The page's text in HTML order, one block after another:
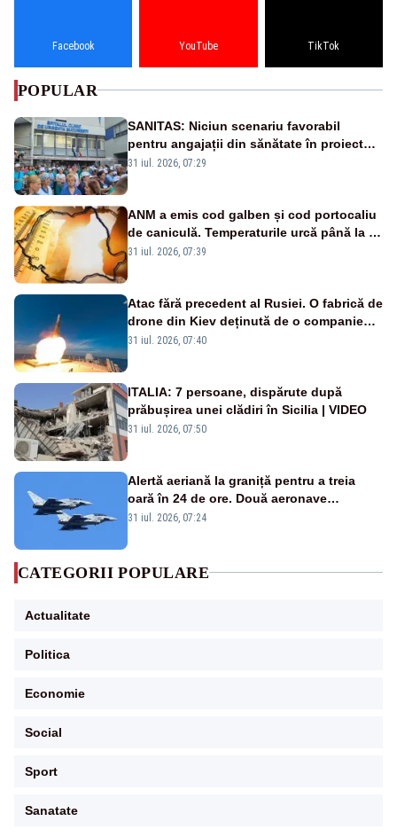
Facebook YouTube TikTok
POPULAR
SANITAS: Niciun scenariu favorabil
pentru angajații din sănătate în proiectul
Legii salarizării
31 iul. 2026, 07:29
ANM a emis cod galben și cod portocaliu
de caniculă. Temperaturile urcă până la 38
de grade, iar nopțile devin tropicale
31 iul. 2026, 07:39
Atac fără precedent al Rusiei. O fabrică de
drone din Kiev deținută de o companie
americană, distrusă de o rachetă
31 iul. 2026, 07:40
ITALIA: 7 persoane, dispărute după
prăbușirea unei clădiri în Sicilia | VIDEO
31 iul. 2026, 07:50
Alertă aeriană la graniță pentru a treia
oară în 24 de ore. Două aeronave
Eurofighter britanice au fost ridicate de la
31 iul. 2026, 07:24
CATEGORII POPULARE
Actualitate
Politica
Economie
Social
Sport
Sanatate